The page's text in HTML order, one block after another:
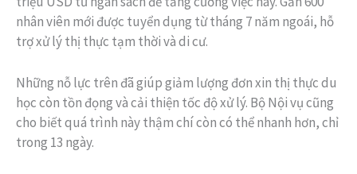
nhân viên mới được tuyển dụng từ tháng 7 năm ngoái, hỗ
trợ xử lý thị thực tạm thời và di cư.
Những nỗ lực trên đã giúp giảm lượng đơn xin thị thực du
học còn tồn đọng và cải thiện tốc độ xử lý. Bộ Nội vụ cũng
cho biết quá trình này thậm chí còn có thể nhanh hơn, chỉ
trong 13 ngày.